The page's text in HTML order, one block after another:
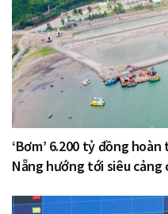
‘Bơm’ 6.200 tỷ đồng
Nẵng hướng tới siêu